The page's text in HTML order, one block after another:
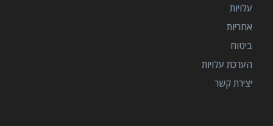
עלויות
אחריות
ביטוח
הערכת עלויות
יצירת קשר